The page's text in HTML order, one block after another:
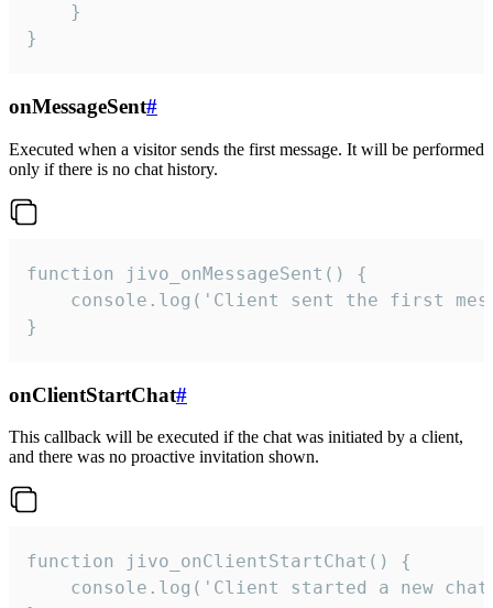
    }
}
onMessageSent#
Executed when a visitor sends the first message. It will be performed
only if there is no chat history.
function jivo_onMessageSent() {
console.log('Client sent the first
}
onClientStartChat#
This callback will be executed if the chat was initiated by a client,
and there was no proactive invitation shown.
function jivo_onClientStartChat() {
console.log('Client started a new